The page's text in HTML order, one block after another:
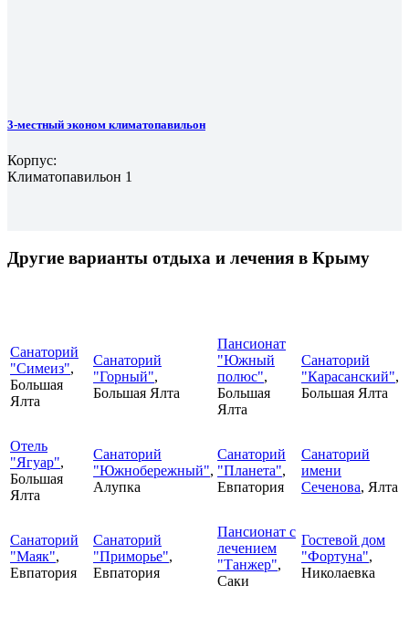
3-местный эконом климатопавильон
Корпус:
Климатопавильон 1
Другие варианты отдыха и лечения в Крыму
Санаторий
"Симеиз",
Большая
Ялта
Санаторий
"Горный",
Большая Ялта
Пансионат
"Южный
полюс",
Большая
Ялта
Санаторий
"Карасанский",
Большая Ялта
Отель
"Ягуар",
Большая
Ялта
Санаторий
"Южнобережный",
Алупка
Санаторий
"Планета",
Евпатория
Санаторий
имени
Сеченова, Ялта
Санаторий
"Маяк",
Евпатория
Санаторий
"Приморье",
Евпатория
Пансионат с
лечением
"Танжер",
Саки
Гостевой дом
"Фортуна",
Николаевка